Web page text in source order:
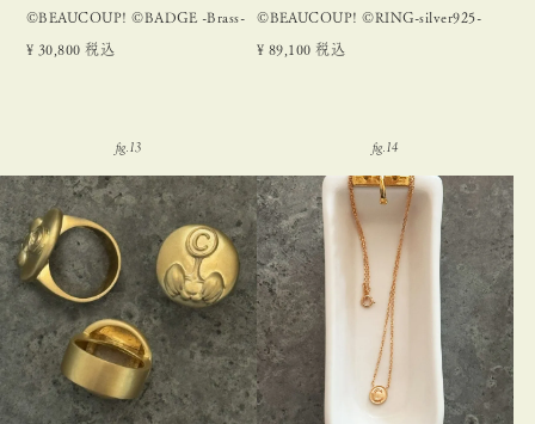
©BEAUCOUP! ©BADGE -Brass-
¥ 30,800 税込
©BEAUCOUP! ©RING-silver925-
¥ 89,100 税込